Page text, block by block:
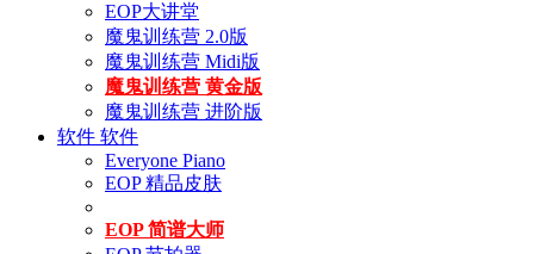
EOP大讲堂
魔鬼训练营 2.0版
魔鬼训练营 Midi版
魔鬼训练营 黄金版
魔鬼训练营 进阶版
软件 软件
Everyone Piano
EOP 精品皮肤
EOP 简谱大师